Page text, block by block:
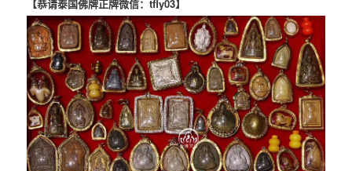
【恭请泰国佛牌正牌微信：tfly03】